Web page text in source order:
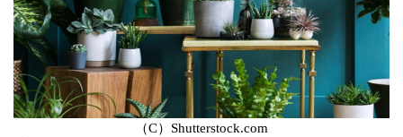
（C）Shutterstock.com